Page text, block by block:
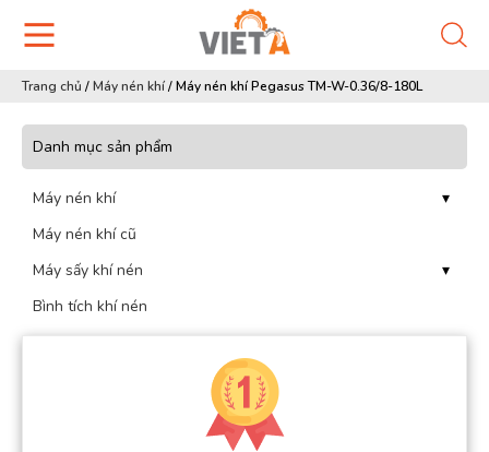
Trang chủ /Máy nén khí/Máy nén khí Pegasus TM-W-0.36/8-180L
Danh mục sản phẩm
Máy nén khí
▾
Máy nén khí cũ
Máy sấy khí nén
▾
Bình tích khí nén